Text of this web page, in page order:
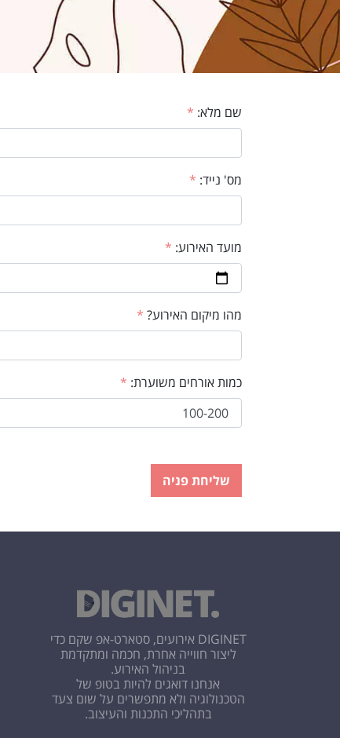
שם מלא: *
מס' נייד: *
מועד האירוע: *
מהו מיקום האירוע? *
כמות אורחים משוערת: *
DIGINET אירועים, סטארט-אפ שקם כדי
ליצור חווייה אחרת, חכמה ומתקדמת
בניהול האירוע.
אנחנו דואגים להיות בטופ של
הטכנולוגיה ולא מתפשרים על שום צעד
בתהליכי התכנות והעיצוב.